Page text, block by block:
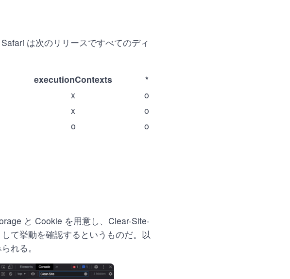
は次のリリースですべてのディ
executionContexts
*
x
o
x
o
o
o
と Cookie を用意し、Clear-Site-
て挙動を確認するというものだ。以
れる。